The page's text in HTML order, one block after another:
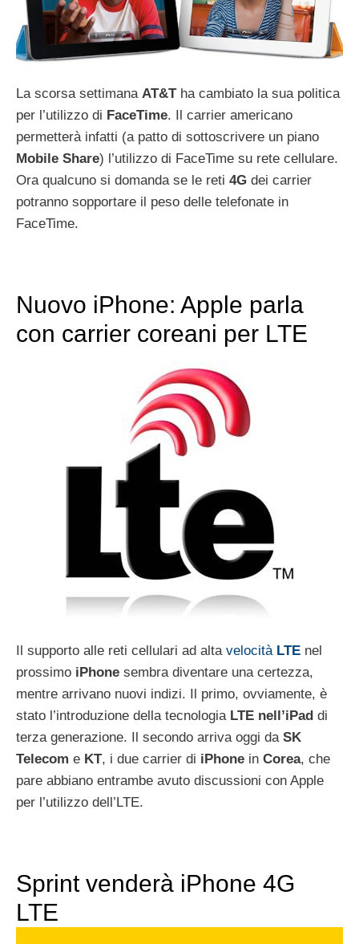
La scorsa settimana AT&Tha cambiato la sua politica
per l’utilizzo di FaceTime. Il carrier americano
permetterà infatti (a patto di sottoscrivere un piano
Mobile Share) l’utilizzo di FaceTime su rete cellulare.
Ora qualcuno si domanda se le reti 4G dei carrier
potranno sopportare il peso delle telefonate in
FaceTime.
Nuovo iPhone: Apple parla
con carrier coreani per LTE
Il supporto alle reti cellulari ad alta velocità LTE nel
prossimo iPhone sembra diventare una certezza,
mentre arrivano nuovi indizi. Il primo, ovviamente, è
stato l’introduzione della tecnologia LTE nell’iPad di
terza generazione. Il secondo arriva oggi da SK
Telecom e KT, i due carrier di iPhone in Corea, che
pare abbiano entrambe avuto discussioni con Apple
per l’utilizzo dell’LTE.
Sprint venderà iPhone 4G
LTE